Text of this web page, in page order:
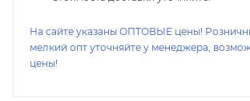
На сайте указаны ОПТОВЫЕ цены!
мелкий опт уточняйте у менеджера,
цены!